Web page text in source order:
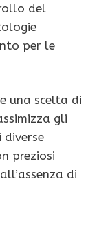
del
per le
una scelta di
gli
preziosi
di